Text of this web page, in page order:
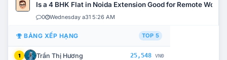
Is a 4 BHK Flat in Noida Extension Good for Remote Work?
0 Wednesday a31 5:26 AM
BẢNG XẾP HẠNG TOP 5
1 Trần Thị Hương 25,548 VNĐ